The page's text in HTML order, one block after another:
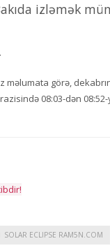
izləmək
məlumata görə,
08:03-dən
SOLAR ECLIPSE RAM5N.COM